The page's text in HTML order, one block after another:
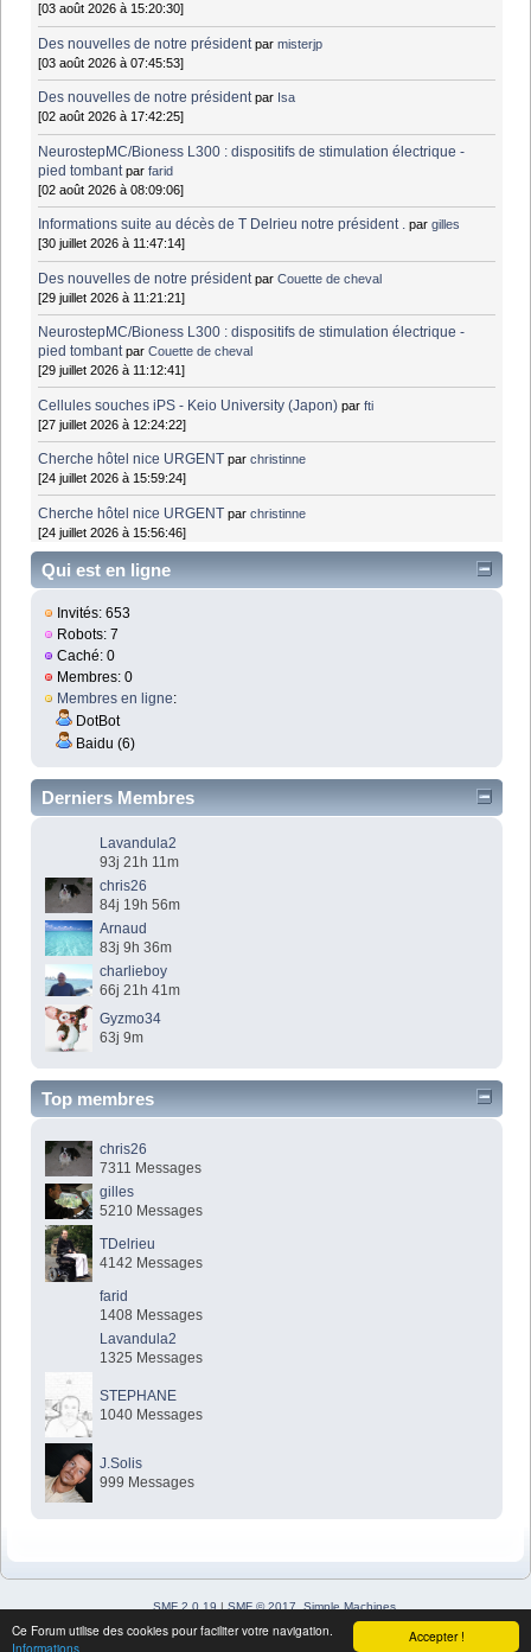
Accepter !
Ce Forum utilise des cookies pour faciliter votre navigation.
Informations
[03 août 2026 à 15:20:30]
Des nouvelles de notre président parmisterjp
[03 août 2026 à 07:45:53]
Des nouvelles de notre président par Isa
[02 août 2026 à 17:42:25]
NeurostepMC/Bioness L300 : dispositifs de stimulation électrique -
pied tombant parfarid
[02 août 2026 à 08:09:06]
Informations suite au décès de T Delrieu notre président . pargilles
[30 juillet 2026 à 11:47:14]
Des nouvelles de notre président parCouette de cheval
[29 juillet 2026 à 11:21:21]
NeurostepMC/Bioness L300 : dispositifs de stimulation électrique -
pied tombant parCouette de cheval
[29 juillet 2026 à 11:12:41]
Cellules souches iPS - Keio University (Japon) parfti
[27 juillet 2026 à 12:24:22]
Cherche hôtel nice URGENT parchristinne
[24 juillet 2026 à 15:59:24]
Cherche hôtel nice URGENT parchristinne
[24 juillet 2026 à 15:56:46]
Qui est en ligne
Invités: 653
Robots: 7
Caché: 0
Membres: 0
Membres en ligne:
DotBot
Baidu (6)
Derniers Membres
Lavandula2
93j 21h 11m
chris26
84j 19h 56m
Arnaud
83j 9h 36m
charlieboy
66j 21h 41m
Gyzmo34
63j 9m
Top membres
chris26
7311 Messages
gilles
5210 Messages
TDelrieu
4142 Messages
farid
1408 Messages
Lavandula2
1325 Messages
STEPHANE
1040 Messages
J.Solis
999 Messages
SMF 2.0.19 | SMF © 2017
Simple Machines
Simple Audio Video Embedder
SimplePortal 2.3.7 © 2008-2026, SimplePortal